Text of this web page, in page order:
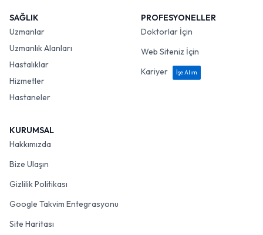
SAĞLIK
Uzmanlar
Uzmanlık Alanları
Hastalıklar
Hizmetler
Hastaneler
PROFESYONELLER
Doktorlar İçin
Web Siteniz İçin
Kariyer
İşe Alım
KURUMSAL
Hakkımızda
Bize Ulaşın
Gizlilik Politikası
Google Takvim Entegrasyonu
Site Haritası